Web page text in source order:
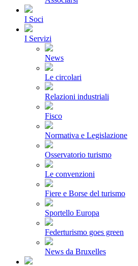
I Soci
I Servizi
News
Le circolari
Relazioni industriali
Fisco
Normativa e Legislazione
Osservatorio turismo
Le convenzioni
Fiere e Borse del turismo
Sportello Europa
Federturismo goes green
News da Bruxelles